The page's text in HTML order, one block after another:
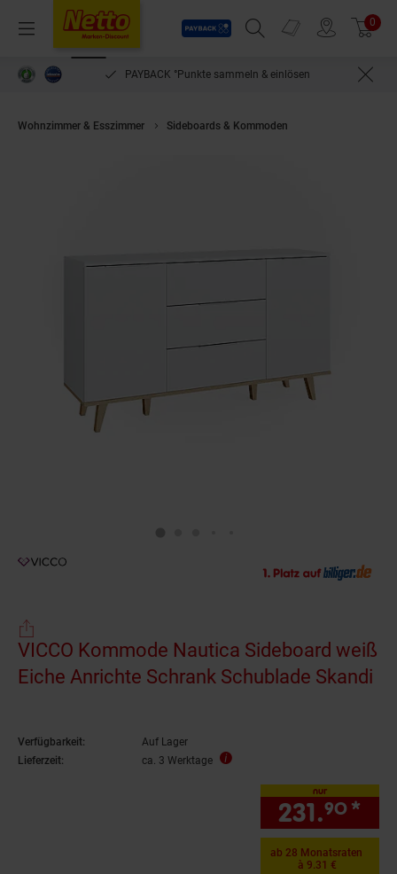
Menü
Payback
Suchfeld einblenden
Prospekte 0
PAYBACK °Punkte sammeln & einlösen
Wohnzimmer & Esszimmer Sideboards & Kommoden
VICCO Kommode Nautica Sideboard weiß
Eiche Anrichte Schrank Schublade Skandi
Verfügbarkeit:
Auf Lager
Lieferzeit:
ca. 3 Werktage
nur
231.90 *
ab 28 Monatsraten
à 9.31 €